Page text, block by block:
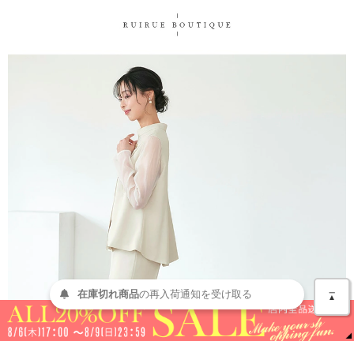
▲
在庫切れ商品の再入荷通知を受け取る